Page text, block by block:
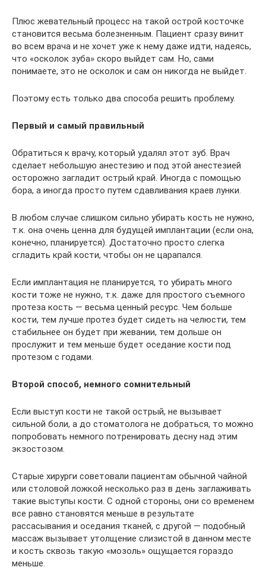
Плюс жевательный процесс на такой острой косточке
становится весьма болезненным. Пациент сразу винит
во всем врача и не хочет уже к нему даже идти, надеясь,
что «осколок зуба» скоро выйдет сам. Но, сами
понимаете, это не осколок и сам он никогда не выйдет.
Поэтому есть только два способа решить проблему.
Первый и самый правильный
Обратиться к врачу, который удалял этот зуб. Врач
сделает небольшую анестезию и под этой анестезией
осторожно загладит острый край. Иногда с помощью
бора, а иногда просто путем сдавливания краев лунки.
В любом случае слишком сильно убирать кость не нужно,
т.к. она очень ценна для будущей имплантации (если она,
конечно, планируется). Достаточно просто слегка
сгладить край кости, чтобы он не царапался.
Если имплантация не планируется, то убирать много
кости тоже не нужно, т.к. даже для простого съемного
протеза кость — весьма ценный ресурс. Чем больше
кости, тем лучше протез будет сидеть на челюсти, тем
стабильнее он будет при жевании, тем дольше он
прослужит и тем меньше будет оседание кости под
протезом с годами.
Второй способ, немного сомнительный
Если выступ кости не такой острый, не вызывает
сильной боли, а до стоматолога не добраться, то можно
попробовать немного потренировать десну над этим
экзостозом.
Старые хирурги советовали пациентам обычной чайной
или столовой ложкой несколько раз в день заглаживать
такие выступы кости. С одной стороны, они со временем
все равно становятся меньше в результате
рассасывания и оседания тканей, с другой — подобный
массаж вызывает утолщение слизистой в данном месте
и кость сквозь такую «мозоль» ощущается гораздо
меньше.